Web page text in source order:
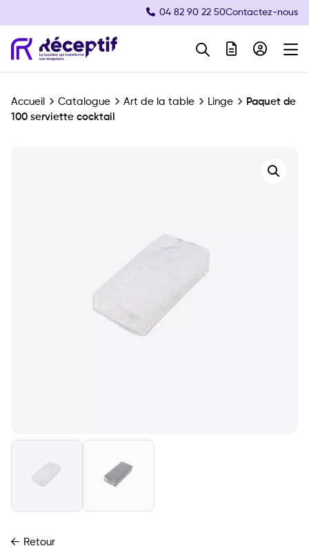
04 82 90 22 50Contactez-nous
Navigation principale
Accueil Catalogue Art de la table Linge
Paquet de
100 serviette cocktail
Retour